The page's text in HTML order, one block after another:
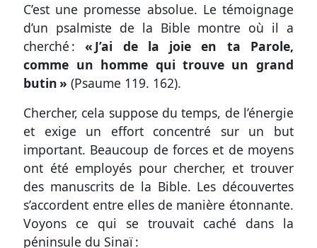
C’est une promesse absolue. Le témoignage
d’un psalmiste de la Bible montre où il a
cherché :« J’ai de la joie en ta Parole,
comme un homme qui trouve un grand
butin » (Psaume 119. 162).
Chercher, cela suppose du temps, de l’énergie
et exige un effort concentré sur un but
important. Beaucoup de forces et de moyens
ont été employés pour chercher, et trouver
des manuscrits de la Bible. Les découvertes
s’accordent entre elles de manière étonnante.
Voyons ce qui se trouvait caché dans la
péninsule du Sinaï :